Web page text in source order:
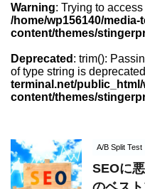
Warning: Trying to
/home/wp156140/
content/themes/
Deprecated : trim():
of type string is
terminal.net/public_html/
content/themes/
A/B Split Test
SEOに